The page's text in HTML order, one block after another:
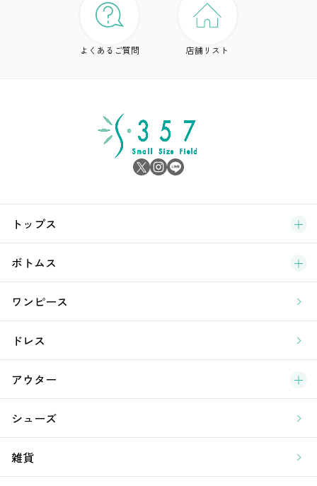
ブ
新
ラ
ア
よくあるご質問 店舗リスト
トップス
ボトムス
ワンピース
ドレス
アウター
シューズ
雑貨